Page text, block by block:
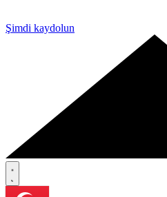
Şimdi kaydolun